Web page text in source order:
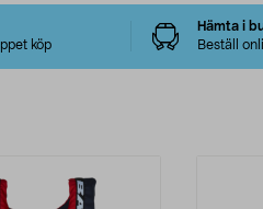
köp
Hämta i
Beställ